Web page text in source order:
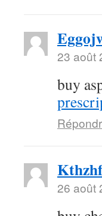
23 août
buy
26 août